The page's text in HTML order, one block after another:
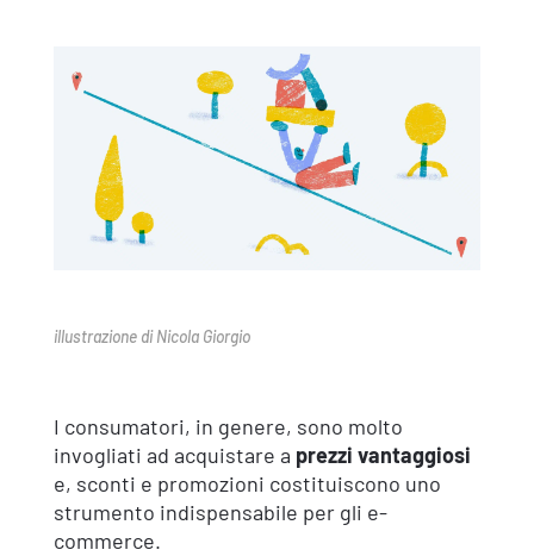
illustrazione di Nicola Giorgio
I consumatori, in genere, sono molto
invogliati ad acquistare a prezzi vantaggiosi
e, sconti e promozioni costituiscono uno
strumento indispensabile per gli e-
commerce.